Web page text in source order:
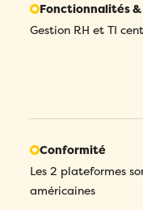
Fonctionnalités
Gestion RH et TI
Conformité
Les 2 plateformes
américaines